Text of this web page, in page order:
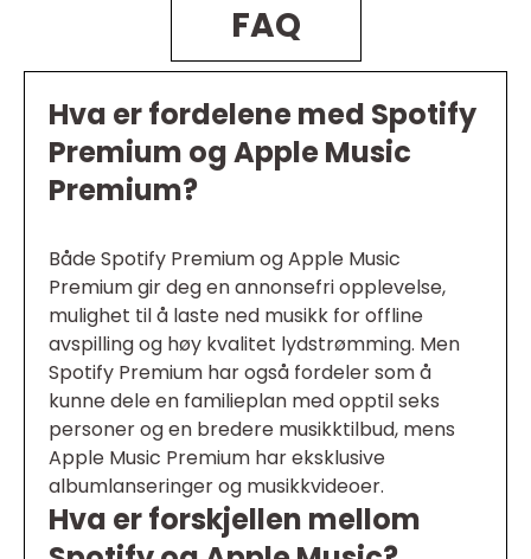
FAQ
Hva er fordelene med Spotify
Premium og Apple Music
Premium?
Både Spotify Premium og Apple Music
Premium gir deg en annonsefri opplevelse,
mulighet til å laste ned musikk for offline
avspilling og høy kvalitet lydstrømming. Men
Spotify Premium har også fordeler som å
kunne dele en familieplan med opptil seks
personer og en bredere musikktilbud, mens
Apple Music Premium har eksklusive
albumlanseringer og musikkvideoer.
Hva er forskjellen mellom